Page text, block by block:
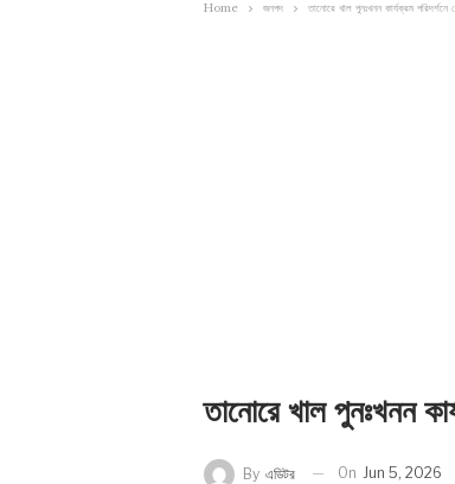
Home জনপদ তানোরে খাল পুনঃখনন কার্যক্রম
তানোরে খাল পুনঃখনন
By এডিটর On Jun 5, 2026